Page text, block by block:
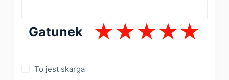
Gatunek
To jest skarga